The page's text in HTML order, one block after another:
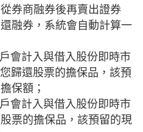
券商融券後再賣出證券
融券，系統會自動計算一
會計入與借入股份即時市
歸還股票的擔保品，該預
保額；
會計入與借入股份即時市
票的擔保品，該預留的現